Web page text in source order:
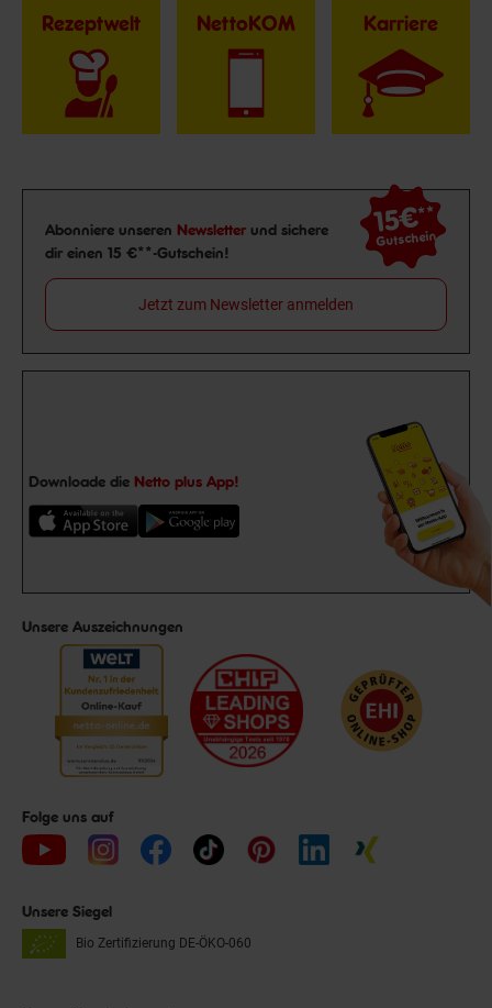
Rezeptwelt NettoKOM Karriere
Newsletter Anmeldung
Abonniere unseren Newsletter und sichere
dir einen 15 €**-Gutschein!
15€**
Gutschein
Jetzt zum Newsletter anmelden
Downloade die Netto plus App!
Unsere Auszeichnungen
Folge uns auf
Unsere Siegel
Bio Zertifizierung DE-ÖKO-060